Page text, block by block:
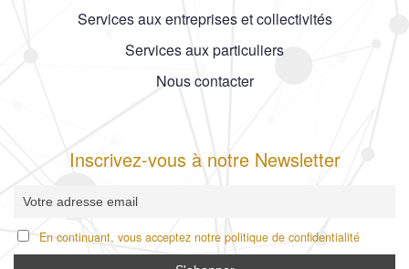
Services aux entreprises et collectivités
Services aux particuliers
Nous contacter
Inscrivez-vous à notre Newsletter
En continuant, vous acceptez notre politique de confidentialité